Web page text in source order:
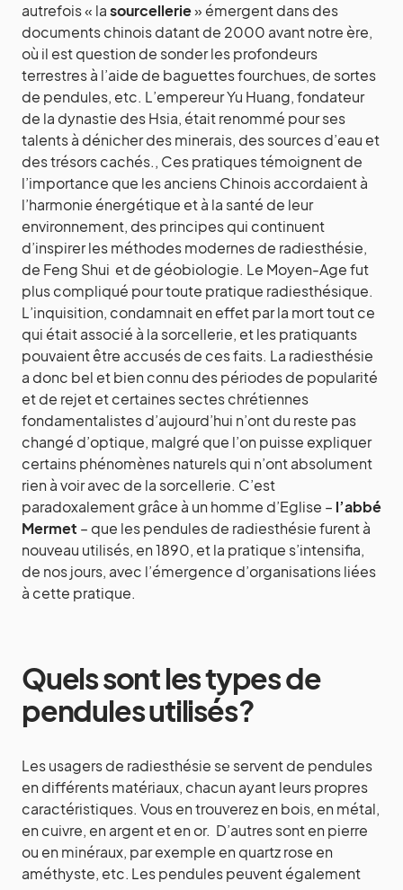
autrefois « lasourcellerie» émergent dans des
documents chinois datant de 2000 avant notre ère,
où il est question de sonder les profondeurs
terrestres à l’aide de baguettes fourchues, de sortes
de pendules, etc. L’empereur Yu Huang, fondateur
de la dynastie des Hsia, était renommé pour ses
talents à dénicher des minerais, des sources d’eau et
des trésors cachés., Ces pratiques témoignent de
l’importance que les anciens Chinois accordaient à
l’harmonie énergétique et à la santé de leur
environnement, des principes qui continuent
d’inspirer les méthodes modernes de radiesthésie,
de Feng Shui et de géobiologie. Le Moyen-Age fut
plus compliqué pour toute pratique radiesthésique.
L’inquisition, condamnait en effet par la mort tout ce
qui était associé à la sorcellerie, et les pratiquants
pouvaient être accusés de ces faits. La radiesthésie
a donc bel et bien connu des périodes de popularité
et de rejet et certaines sectes chrétiennes
fondamentalistes d’aujourd’hui n’ont du reste pas
changé d’optique, malgré que l’on puisse expliquer
certains phénomènes naturels qui n’ont absolument
rien à voir avec de la sorcellerie. C’est
paradoxalement grâce à un homme d’Eglise – l’abbé
Mermet – que les pendules de radiesthésie furent à
nouveau utilisés, en 1890, et la pratique s’intensifia,
de nos jours, avec l’émergence d’organisations liées
à cette pratique.
Quels sont les types de
pendules utilisés ?
Les usagers de radiesthésie se servent de pendules
en différents matériaux, chacun ayant leurs propres
caractéristiques. Vous en trouverez en bois, en métal,
en cuivre, en argent et en or. D’autres sont en pierre
ou en minéraux, par exemple en quartz rose en
améthyste, etc. Les pendules peuvent également